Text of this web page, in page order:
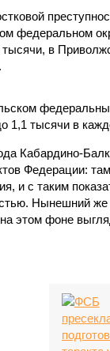
федеральном
в
1,1 тысячи в
Кабардино-
Федерации:
и с таким
Нынешний же
этом фоне